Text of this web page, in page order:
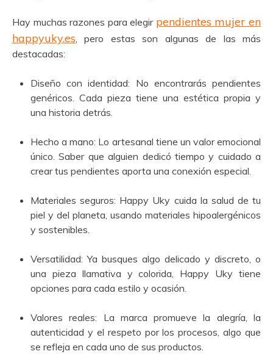
Hay muchas razones para elegir pendientes mujer en
happyuky.es, pero estas son algunas de las más
destacadas:
Diseño con identidad: No encontrarás pendientes
genéricos. Cada pieza tiene una estética propia y
una historia detrás.
Hecho a mano: Lo artesanal tiene un valor emocional
único. Saber que alguien dedicó tiempo y cuidado a
crear tus pendientes aporta una conexión especial.
Materiales seguros: Happy Uky cuida la salud de tu
piel y del planeta, usando materiales hipoalergénicos
y sostenibles.
Versatilidad: Ya busques algo delicado y discreto, o
una pieza llamativa y colorida, Happy Uky tiene
opciones para cada estilo y ocasión.
Valores reales: La marca promueve la alegría, la
autenticidad y el respeto por los procesos, algo que
se refleja en cada uno de sus productos.